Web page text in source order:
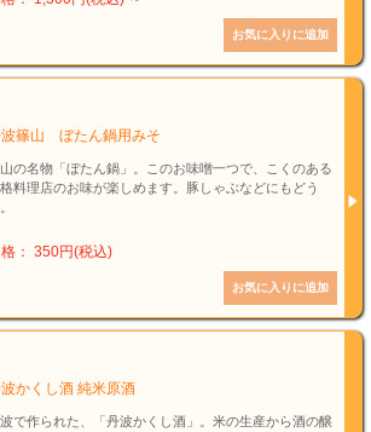
篠山 ぼたん鍋用みそ
の名物「ぼたん鍋」。このお味噌一つで、こくのある
料理店のお味が楽しめます。豚しゃぶなどにもどう
： 350円(税込)
かくし酒 純米原酒
で作られた、「丹波かくし酒」。米の生産から酒の醸